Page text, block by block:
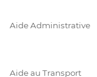
Aide Administrative
Aide au Transport